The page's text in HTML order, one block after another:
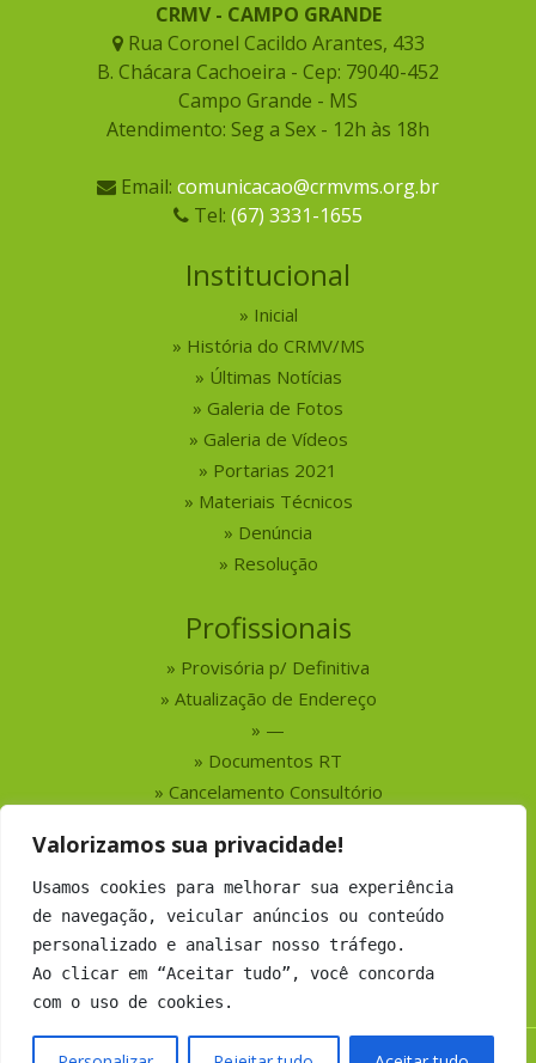
Valorizamos sua privacidade!
Usamos cookies para melhorar sua experiência
de navegação, veicular anúncios ou conteúdo
personalizado e analisar nosso tráfego.
Ao clicar em “Aceitar tudo”, você concorda
com o uso de cookies.
CRMV - CAMPO GRANDE
Rua Coronel Cacildo Arantes, 433
B. Chácara Cachoeira - Cep: 79040-452
Campo Grande - MS
Atendimento: Seg a Sex - 12h às 18h
Email: comunicacao@crmvms.org.br
Tel: (67) 3331-1655
Institucional
Inicial
História do CRMV/MS
Últimas Notícias
Galeria de Fotos
Galeria de Vídeos
Portarias 2021
Materiais Técnicos
Denúncia
Resolução
Profissionais
Provisória p/ Definitiva
Atualização de Endereço
—
Documentos RT
Cancelamento Consultório
Serviços
Busca por Profissionais
Busca por Empresas
Números do CRMV-MS